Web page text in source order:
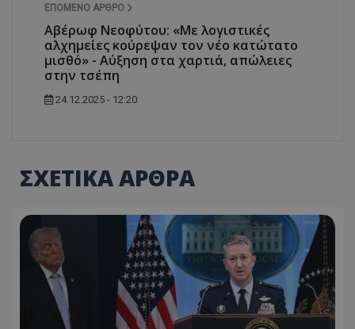
ΕΠΌΜΕΝΟ ΆΡΘΡΟ
Αβέρωφ Νεοφύτου: «Με λογιστικές
αλχημείες κούρεψαν τον νέο κατώτατο
μισθό» - Αύξηση στα χαρτιά, απώλειες
στην τσέπη
24.12.2025 - 12:20
ΣΧΕΤΙΚΑ ΑΡΘΡΑ